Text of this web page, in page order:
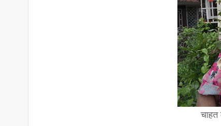
चाहत